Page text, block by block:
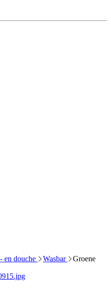
en douche Wasbar
Groene